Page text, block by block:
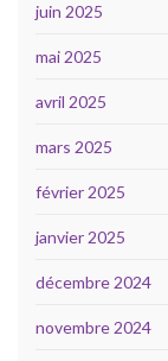
juin 2025
mai 2025
avril 2025
mars 2025
février 2025
janvier 2025
décembre 2024
novembre 2024